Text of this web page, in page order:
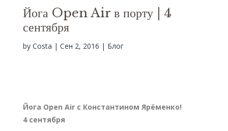
Йога Open Air в порту | 4
сентября
by Costa | Сен 2, 2016 | Блог
Йога Open Air с Константином Ярёменко!
4 сентября